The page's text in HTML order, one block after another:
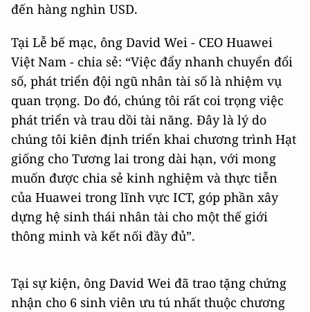
đến hàng nghìn USD.
Tại Lễ bế mạc, ông David Wei - CEO Huawei
Việt Nam - chia sẻ: “Việc đẩy nhanh chuyển đổi
số, phát triển đội ngũ nhân tài số là nhiệm vụ
quan trọng. Do đó, chúng tôi rất coi trọng việc
phát triển và trau dồi tài năng. Đây là lý do
chúng tôi kiên định triển khai chương trình Hạt
giống cho Tương lai trong dài hạn, với mong
muốn được chia sẻ kinh nghiệm và thực tiễn
của Huawei trong lĩnh vực ICT, góp phần xây
dựng hệ sinh thái nhân tài cho một thế giới
thông minh và kết nối đầy đủ”.
Tại sự kiện, ông David Wei đã trao tặng chứng
nhận cho 6 sinh viên ưu tú nhất thuộc chương